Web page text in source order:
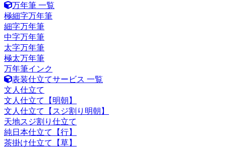
万年筆 一覧
極細字万年筆
細字万年筆
中字万年筆
太字万年筆
極太万年筆
万年筆インク
表装仕立てサービス 一覧
文人仕立て
文人仕立て【明朝】
文人仕立て【スジ割り明朝】
天地スジ割り仕立て
純日本仕立て【行】
茶掛け仕立て【草】